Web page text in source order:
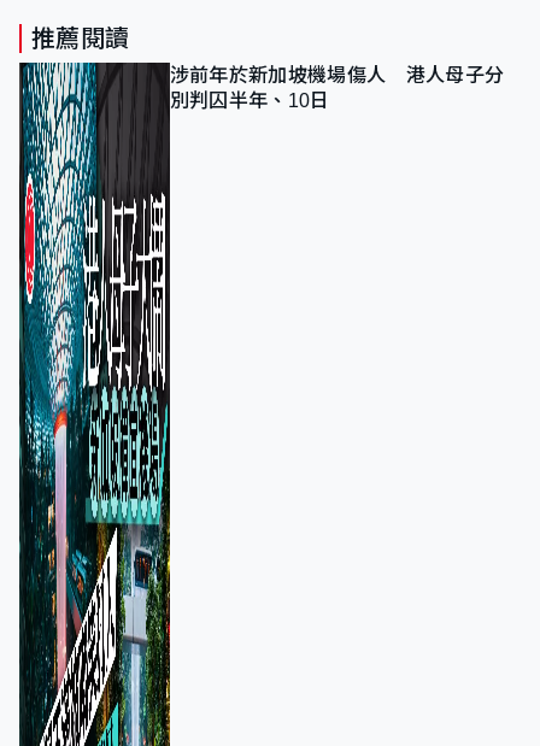
推薦閱讀
涉前年於新加坡機場傷人 港人母子分
別判囚半年、10日